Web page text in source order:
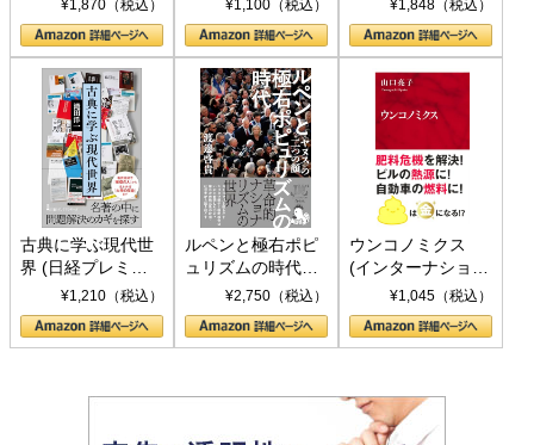
の挑戦
¥1,870（税込）
して聖断 (PHP新
書)
¥1,100（税込） ¥1,848（税込）
古典に学ぶ現代世
界 (日経プレミア
シリーズ)¥1,210（税込）
ルペンと極右ポピ
ュリズムの時代：
〈ヤヌス〉の二つ
の顔
¥2,750（税込）
ウンコノミクス
(インターナショナ
ル新書)¥1,045（税込）